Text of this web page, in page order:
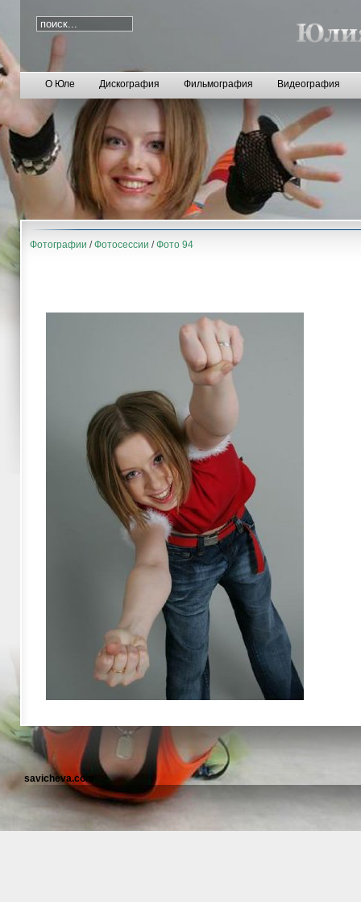
О Юле Дискография Фильмография Видеография
Фотографии /Фотосессии /Фото 94
savicheva.com